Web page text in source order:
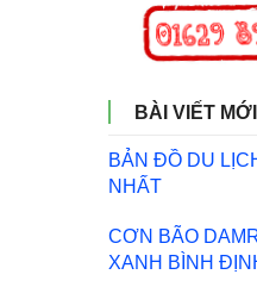
BÀI VIẾT
BẢN ĐỒ DU
NHẤT
CƠN BÃO
XANH BÌNH